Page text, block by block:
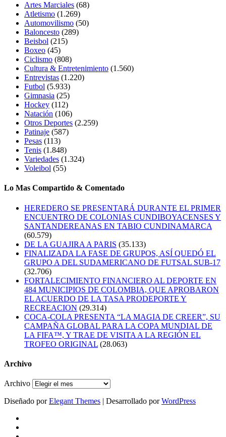
Artes Marciales (68)
Atletismo (1.269)
Automovilismo (50)
Baloncesto (289)
Beisbol (215)
Boxeo (45)
Ciclismo (808)
Cultura & Entretenimiento (1.560)
Entrevistas (1.220)
Futbol (5.933)
Gimnasia (25)
Hockey (112)
Natación (106)
Otros Deportes (2.259)
Patinaje (587)
Pesas (113)
Tenis (1.848)
Variedades (1.324)
Voleibol (55)
Lo Mas Compartido & Comentado
HEREDERO SE PRESENTARÁ DURANTE EL PRIMER
ENCUENTRO DE COLONIAS CUNDIBOYACENSES Y
SANTANDEREANAS EN TABIO CUNDINAMARCA
(60.579)
DE LA GUAJIRA A PARIS (35.133)
FINALIZADA LA FASE DE GRUPOS, ASÍ QUEDÓ EL
GRUPO A DEL SUDAMERICANO DE FUTSAL SUB-17
(32.706)
FORTALECIMIENTO FINANCIERO AL DEPORTE EN
484 MUNICIPIOS DE COLOMBIA, QUE APROBARON
EL ACUERDO DE LA TASA PRODEPORTE Y
RECREACION (29.314)
COCA-COLA PRESENTA “LA MAGIA DE CREER”, SU
CAMPAÑA GLOBAL PARA LA COPA MUNDIAL DE
LA FIFA™, Y TRAE DE VISITA A LA REGIÓN EL
TROFEO ORIGINAL (28.063)
Archivo
Archivo
Diseñado porElegant Themes | Desarrollado porWordPress